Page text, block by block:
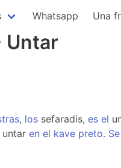
Whatsapp Una
Untar
, los sefaradis, es el
untar en el kave preto. Se